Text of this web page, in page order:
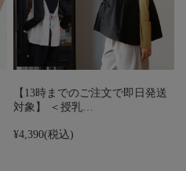
【13時までのご注文で即日発送
対象】 ＜授乳…
¥4,390(税込)